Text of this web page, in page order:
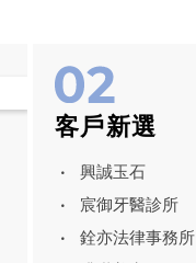
客戶新選
興誠玉石
宸御牙醫診所
銓亦法律事務所